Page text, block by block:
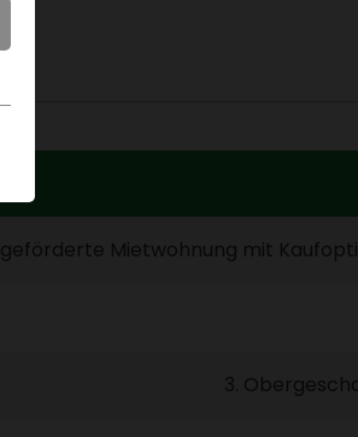
geför­derte Miet­woh­nung mit
3.